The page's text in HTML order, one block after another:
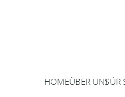
HOMEÜBER UNSFÜR